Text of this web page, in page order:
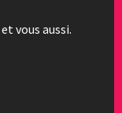
vous aussi.